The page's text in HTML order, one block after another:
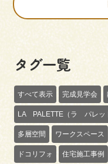
タグ一覧
すべて表示 完成見学会
LA PALETTE（ラ パレッ
多層空間 ワークスペース
ドコリフォ 住宅施工事例